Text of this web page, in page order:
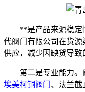
**是产品来源稳定
代阀门有限公司在货
供应，减少因缺货导致
第二是专业能力
埃美柯铜阀门 、法兰截